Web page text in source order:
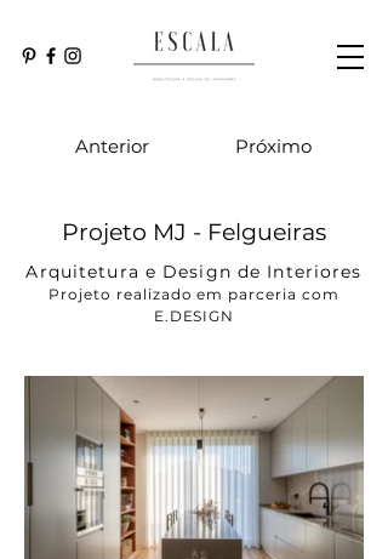
Anterior Próximo
Projeto MJ - Felgueiras
Arquitetura e Design de Interiores
Projeto realizado em parceria com
E.DESIGN